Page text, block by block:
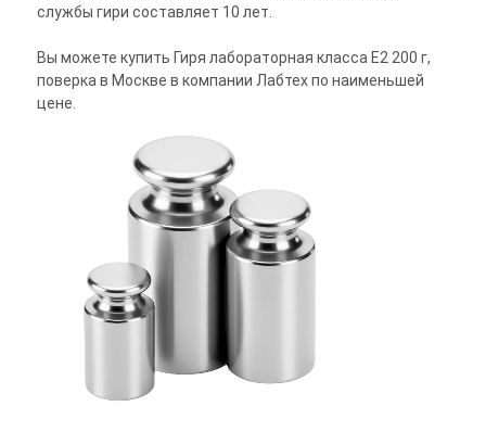
службы гири составляет 10 лет.
Вы можете купить Гиря лабораторная класса E2 200 г,
поверка в Москве в компании Лабтех по наименьшей
цене.